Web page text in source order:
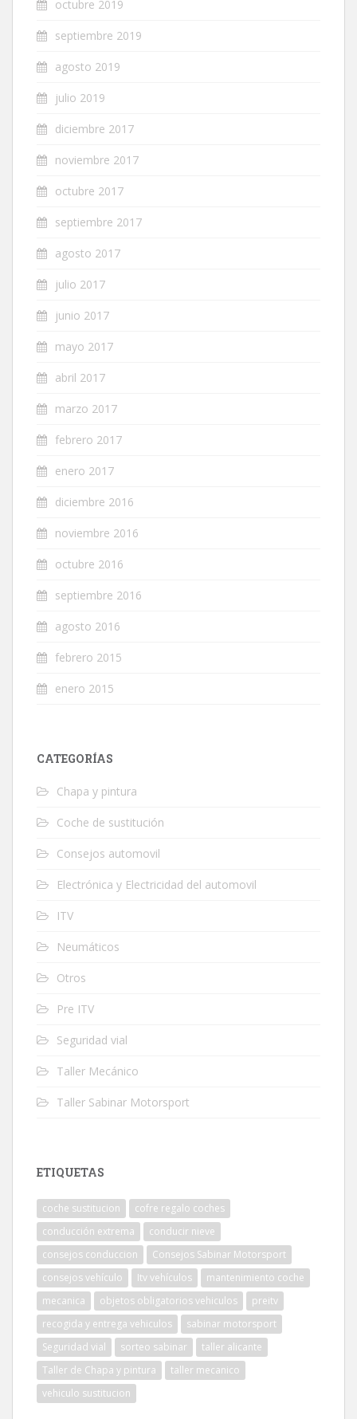
octubre 2019
septiembre 2019
agosto 2019
julio 2019
diciembre 2017
noviembre 2017
octubre 2017
septiembre 2017
agosto 2017
julio 2017
junio 2017
mayo 2017
abril 2017
marzo 2017
febrero 2017
enero 2017
diciembre 2016
noviembre 2016
octubre 2016
septiembre 2016
agosto 2016
febrero 2015
enero 2015
CATEGORÍAS
Chapa y pintura
Coche de sustitución
Consejos automovil
Electrónica y Electricidad del automovil
ITV
Neumáticos
Otros
Pre ITV
Seguridad vial
Taller Mecánico
Taller Sabinar Motorsport
ETIQUETAS
coche sustitucion
cofre regalo coches
conducción extrema
conducir nieve
consejos conduccion
Consejos Sabinar Motorsport
consejos vehículo
Itv vehículos
mantenimiento coche
mecanica
objetos obligatorios vehiculos
preitv
recogida y entrega vehiculos
sabinar motorsport
Seguridad vial
sorteo sabinar
taller alicante
Taller de Chapa y pintura
taller mecanico
vehiculo sustitucion